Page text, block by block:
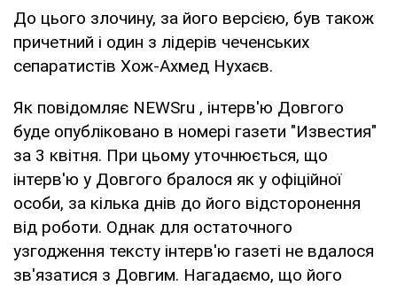
До цього злочину, за його версією, був також
причетний і один з лідерів чеченських
сепаратистів Хож-Ахмед Нухаєв.
Як повідомляє NEWSru , інтерв'ю Довгого
буде опубліковано в номері газети "Известия"
за 3 квітня. При цьому уточнюється, що
інтерв'ю у Довгого бралося як у офіційної
особи, за кілька днів до його відсторонення
від роботи. Однак для остаточного
узгодження тексту інтерв'ю газеті не вдалося
зв'язатися з Довгим. Нагадаємо, що його